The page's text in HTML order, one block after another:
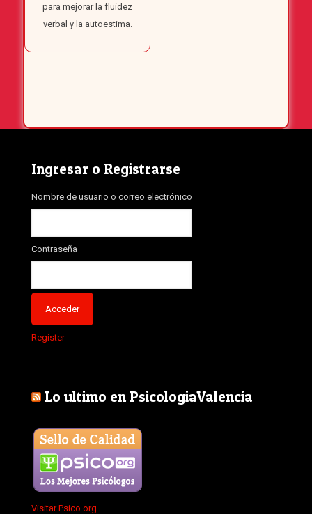
para mejorar la fluidez
verbal y la autoestima.
Ingresar o Registrarse
Nombre de usuario o correo electrónico
Contraseña
Register
Lo ultimo en PsicologiaValencia
Visitar Psico.org